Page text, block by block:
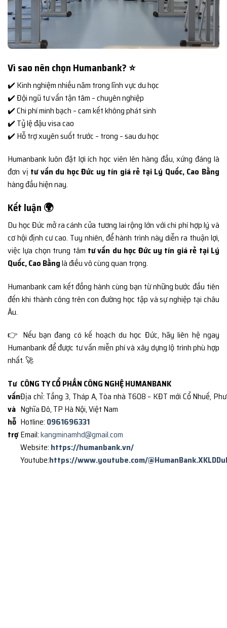
Vì sao nên chọn Humanbank? ⭐
✔️ Kinh nghiệm nhiều năm trong lĩnh vực du học
✔️ Đội ngũ tư vấn tận tâm – chuyên nghiệp
✔️ Chi phí minh bạch – cam kết không phát sinh
✔️ Tỷ lệ đậu visa cao
✔️ Hỗ trợ xuyên suốt trước – trong – sau du học
Humanbank luôn đặt lợi ích học viên lên hàng đầu, xứng đáng là
đơn vị tư vấn du học Đức uy tín giá rẻ tại Lý Quốc, Cao Bằng
hàng đầu hiện nay.
Kết luận 🌍
Du học Đức mở ra cánh cửa tương lai rộng lớn với chi phí hợp lý và
cơ hội định cư cao. Tuy nhiên, để hành trình này diễn ra thuận lợi,
việc lựa chọn trung tâm tư vấn du học Đức uy tín giá rẻ tại Lý
Quốc, Cao Bằnglà điều vô cùng quan trọng.
Humanbank cam kết đồng hành cùng bạn từ những bước đầu tiên
đến khi thành công trên con đường học tập và sự nghiệp tại châu
Âu.
👉 Nếu bạn đang có kế hoạch du học Đức, hãy liên hệ ngay
Humanbank để được tư vấn miễn phí và xây dựng lộ trình phù hợp
nhất. 🚀
Tư
vấn
và
hỗ
trợ
CÔNG TY CỔ PHẦN CÔNG NGHỆ HUMANBANK
Địa chỉ: Tầng 3, Tháp A, Tòa nhà T608 – KĐT mới Cổ Nhuế,
Nghĩa Đô, TP Hà Nội, Việt Nam
Hotline: 0961696331
Email:kangminamhd@gmail.com
Website: https://humanbank.vn/
Youtube:https://www.youtube.com/